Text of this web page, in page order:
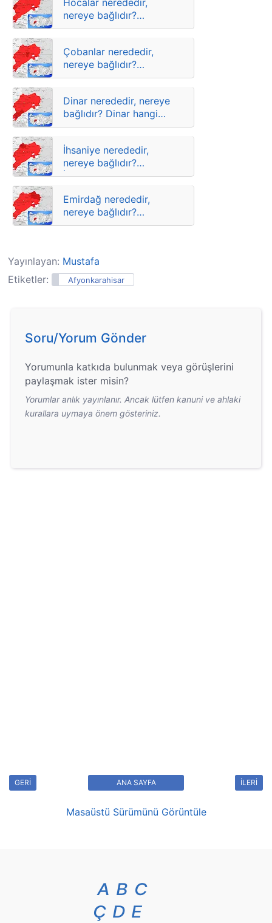
Hocalar nerededir,
nereye bağlıdır?
Hocalar hangi ilin
Çobanlar nerededir,
nereye bağlıdır?
Çobanlar hangi ilin
Dinar nerededir, nereye
bağlıdır? Dinar hangi
ilin ilçesidir?
İhsaniye nerededir,
nereye bağlıdır?
İhsaniye hangi ilin
Emirdağ nerededir,
nereye bağlıdır?
Emirdağ hangi ilin
Yayınlayan: Mustafa
Etiketler:
Afyonkarahisar
Soru/Yorum Gönder
Yorumunla katkıda bulunmak veya görüşlerini
paylaşmak ister misin?
Yorumlar anlık yayınlanır. Ancak lütfen kanuni ve ahlaki
kurallara uymaya önem gösteriniz.
GERİ İLERİ
ANA SAYFA
Masaüstü Sürümünü Görüntüle
A B C
Ç D E